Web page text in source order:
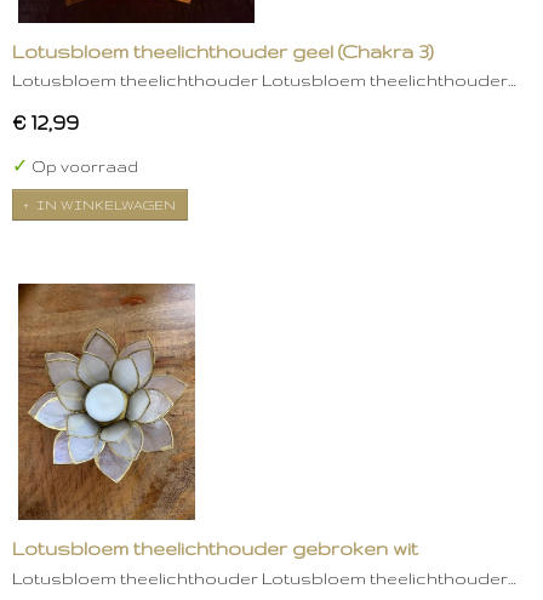
Lotusbloem theelichthouder geel (Chakra 3)
Lotusbloem theelichthouder Lotusbloem theelichthouder…
€ 12,99
✓ Op voorraad
IN WINKELWAGEN
Lotusbloem theelichthouder gebroken wit
Lotusbloem theelichthouder Lotusbloem theelichthouder…